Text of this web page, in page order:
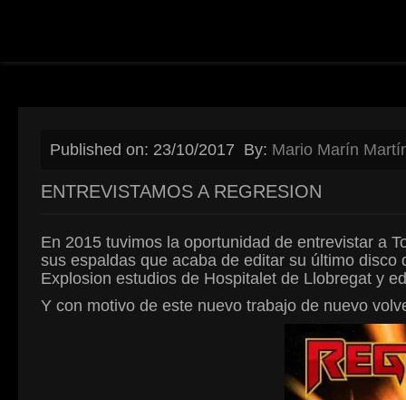
Published on: 23/10/2017 By: Mario Marín
ENTREVISTAMOS A REGRESION
En 2015 tuvimos la oportunidad de entrevistar a
sus espaldas que acaba de editar su último
Explosion estudios de Hospitalet de Llobregat y
Y con motivo de este nuevo trabajo de nuevo